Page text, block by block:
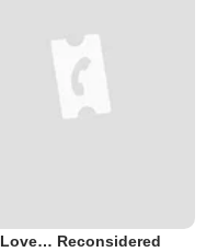
Love… Reconsidered